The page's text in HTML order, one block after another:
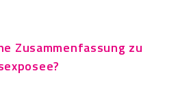
Zusammenfassung zu